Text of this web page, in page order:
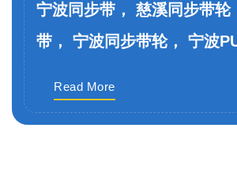
宁波同步带， 慈溪同步带轮
带， 宁波同步带轮， 宁波
Read More